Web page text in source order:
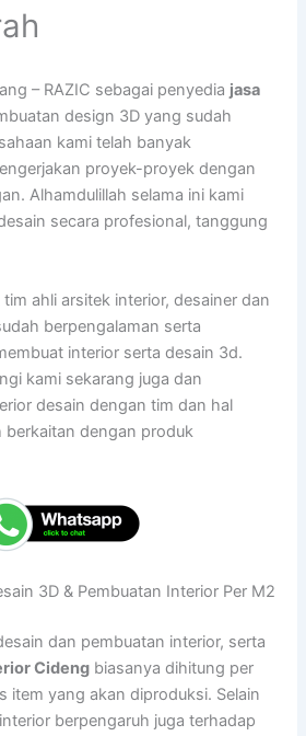
– RAZIC sebagai penyedia jasa
design 3D yang sudah
kami telah banyak
proyek-proyek dengan
Alhamdulillah selama ini kami
secara profesional, tanggung
ahli arsitek interior, desainer dan
berpengalaman serta
interior serta desain 3d.
kami sekarang juga dan
desain dengan tim dan hal
berkaitan dengan produk
3D & Pembuatan Interior Per M2
dan pembuatan interior, serta
Cideng biasanya dihitung per
item yang akan diproduksi. Selain
berpengaruh juga terhadap